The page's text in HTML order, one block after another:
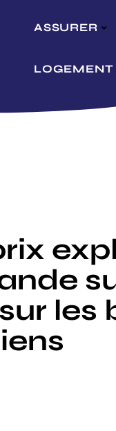
ASSURER
LOGEMENT
les